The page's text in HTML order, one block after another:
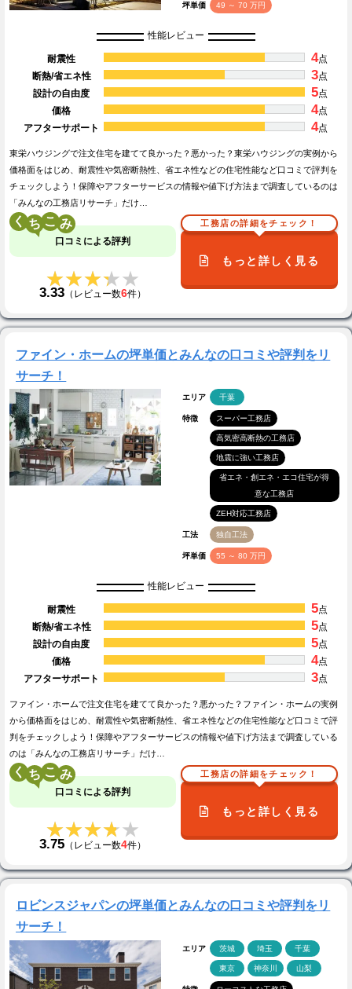
坪単価 49 ～ 70 万円
性能レビュー
耐震性 4点
断熱/省エネ性
3点
設計の自由度
5点
価格
4点
アフターサポート
4点
東栄ハウジングで注文住宅を建てて良かった？悪かった？東栄ハウジングの実例から
価格面をはじめ、耐震性や気密断熱性、省エネ性などの住宅性能など口コミで評判を
チェックしよう！保障やアフターサービスの情報や値下げ方法まで調査しているのは
「みんなの工務店リサーチ」だけ…
く こ
口コミによる評判
★★★★★
★★★★★
3.33 （レビュー数6件）
工務店の詳細をチェック！
もっと詳しく見る
ファイン・ホームの坪単価とみんなの口コミや評判をリ
サーチ！
エリア 千葉
特徴 スーパー工務店
高気密高断熱の工務店
地震に強い工務店
省エネ・創エネ・エコ住宅が得
意な工務店
ZEH対応工務店
工法 独自工法
坪単価 55 ～ 80 万円
性能レビュー
耐震性 5点
断熱/省エネ性
5点
設計の自由度
5点
価格
4点
アフターサポート
3点
ファイン・ホームで注文住宅を建てて良かった？悪かった？ファイン・ホームの実例
から価格面をはじめ、耐震性や気密断熱性、省エネ性などの住宅性能など口コミで評
判をチェックしよう！保障やアフターサービスの情報や値下げ方法まで調査している
のは「みんなの工務店リサーチ」だけ…
く こ
口コミによる評判
★★★★★
★★★★★
3.75 （レビュー数4件）
工務店の詳細をチェック！
もっと詳しく見る
ロビンスジャパンの坪単価とみんなの口コミや評判をリ
サーチ！
エリア 茨城 埼玉 千葉
東京 神奈川 山梨